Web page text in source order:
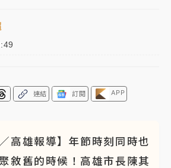
第2檔！今線上預約開賣一度塞車
上7時
連結 訂閱 APP
高雄報導】年節時刻同時也
敘舊的時候！高雄市長陳其